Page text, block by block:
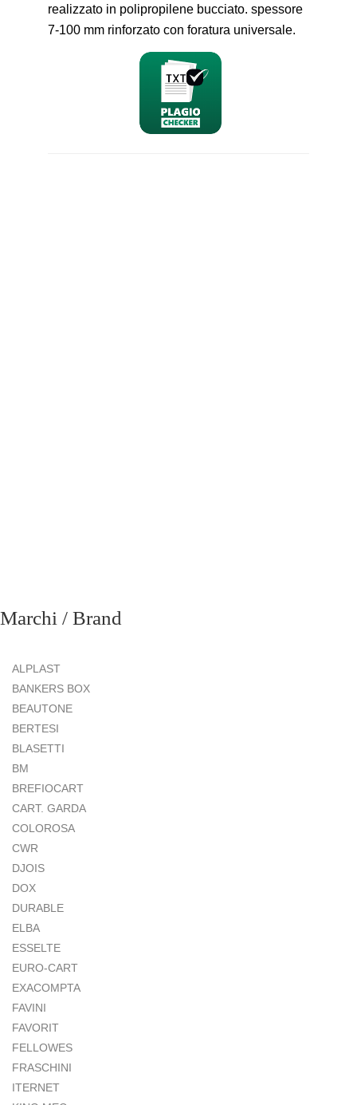
realizzato in polipropilene bucciato. spessore
7-100 mm rinforzato con foratura universale.
Marchi / Brand
ALPLAST
BANKERS BOX
BEAUTONE
BERTESI
BLASETTI
BM
BREFIOCART
CART. GARDA
COLOROSA
CWR
DJOIS
DOX
DURABLE
ELBA
ESSELTE
EURO-CART
EXACOMPTA
FAVINI
FAVORIT
FELLOWES
FRASCHINI
ITERNET